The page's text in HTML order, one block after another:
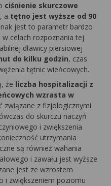
ciśnienie skurczowe
, a tętno jest wyższe od 90
jest to parametr bardzo
celach rozpoznania tej
dławicy piersiowej
do kilku godzin, czas
tętnic wieńcowych.
że liczba hospitalizacji z
wzrasta w
związane z fizjologicznymi
do skurczu naczyń
i zwiększenia
utrzymania
są również wahania
i zawału jest wyższe
jest ze wzrostem
i zwiększeniem poziomu